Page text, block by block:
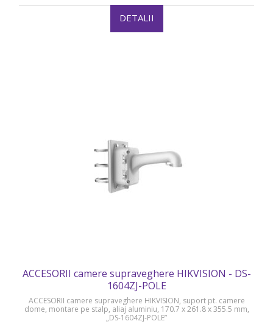
DETALII
ACCESORII camere supraveghere HIKVISION - DS-
1604ZJ-POLE
ACCESORII camere supraveghere HIKVISION, suport pt. camere
dome, montare pe stalp, aliaj aluminiu, 170.7 x 261.8 x 355.5 mm,
„DS-1604ZJ-POLE”